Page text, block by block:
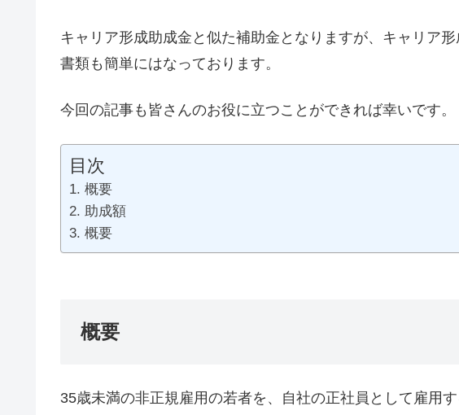
キャリア形成助成金と似た補助金となりますが、キャリア
書類も簡単にはなっております。
今回の記事も皆さんのお役に立つことができれば幸いです。
目次
概要
助成額
概要
概要
35歳未満の非正規雇用の若者を、自社の正社員として雇用す